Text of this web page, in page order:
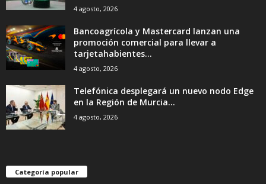
4 agosto, 2026
Bancoagrícola y Mastercard lanzan una
promoción comercial para llevar a
tarjetahabientes...
4 agosto, 2026
Telefónica desplegará un nuevo nodo Edge
en la Región de Murcia...
4 agosto, 2026
Categoría popular